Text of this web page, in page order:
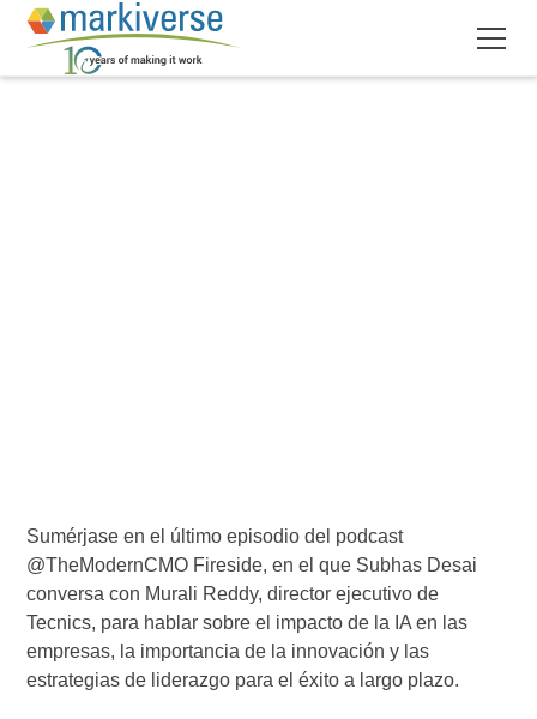
Sumérjase en el último episodio del podcast
@TheModernCMO Fireside, en el que Subhas Desai
conversa con Murali Reddy, director ejecutivo de
Tecnics, para hablar sobre el impacto de la IA en las
empresas, la importancia de la innovación y las
estrategias de liderazgo para el éxito a largo plazo.